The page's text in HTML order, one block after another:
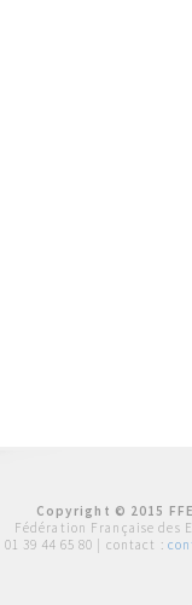
Copyright © 2015
Fédération Française des
01 39 44 65 80 | contact :